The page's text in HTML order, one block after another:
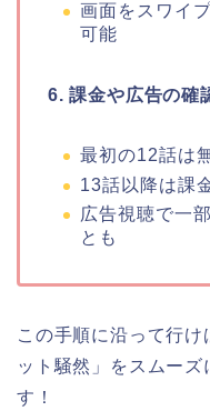
画面をスワイ
可能
6. 課金や広告の確
最初の12話は
13話以降は課
広告視聴で一
とも
この手順に沿って行け
ット騒然 」
をスムーズ
す！